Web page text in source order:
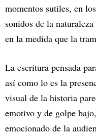
momentos sutiles, en
sonidos de la
en la medida que la
La escritura pensada
así como lo es la
visual de la historia
emotivo y de golpe
emocionado de la